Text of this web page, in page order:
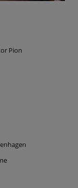
Pion